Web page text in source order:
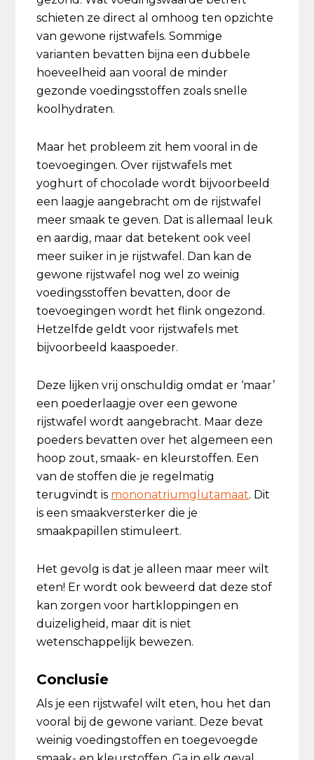
schieten ze direct al omhoog ten opzichte
van gewone rijstwafels. Sommige
varianten bevatten bijna een dubbele
hoeveelheid aan vooral de minder
gezonde voedingsstoffen zoals snelle
koolhydraten.
Maar het probleem zit hem vooral in de
toevoegingen. Over rijstwafels met
yoghurt of chocolade wordt bijvoorbeeld
een laagje aangebracht om de rijstwafel
meer smaak te geven. Dat is allemaal leuk
en aardig, maar dat betekent ook veel
meer suiker in je rijstwafel. Dan kan de
gewone rijstwafel nog wel zo weinig
voedingsstoffen bevatten, door de
toevoegingen wordt het flink ongezond.
Hetzelfde geldt voor rijstwafels met
bijvoorbeeld kaaspoeder.
Deze lijken vrij onschuldig omdat er ‘maar’
een poederlaagje over een gewone
rijstwafel wordt aangebracht. Maar deze
poeders bevatten over het algemeen een
hoop zout, smaak- en kleurstoffen. Een
van de stoffen die je regelmatig
terugvindt is mononatriumglutamaat. Dit
is een smaakversterker die je
smaakpapillen stimuleert.
Het gevolg is dat je alleen maar meer wilt
eten! Er wordt ook beweerd dat deze stof
kan zorgen voor hartkloppingen en
duizeligheid, maar dit is niet
wetenschappelijk bewezen.
Conclusie
Als je een rijstwafel wilt eten, hou het dan
vooral bij de gewone variant. Deze bevat
weinig voedingstoffen en toegevoegde